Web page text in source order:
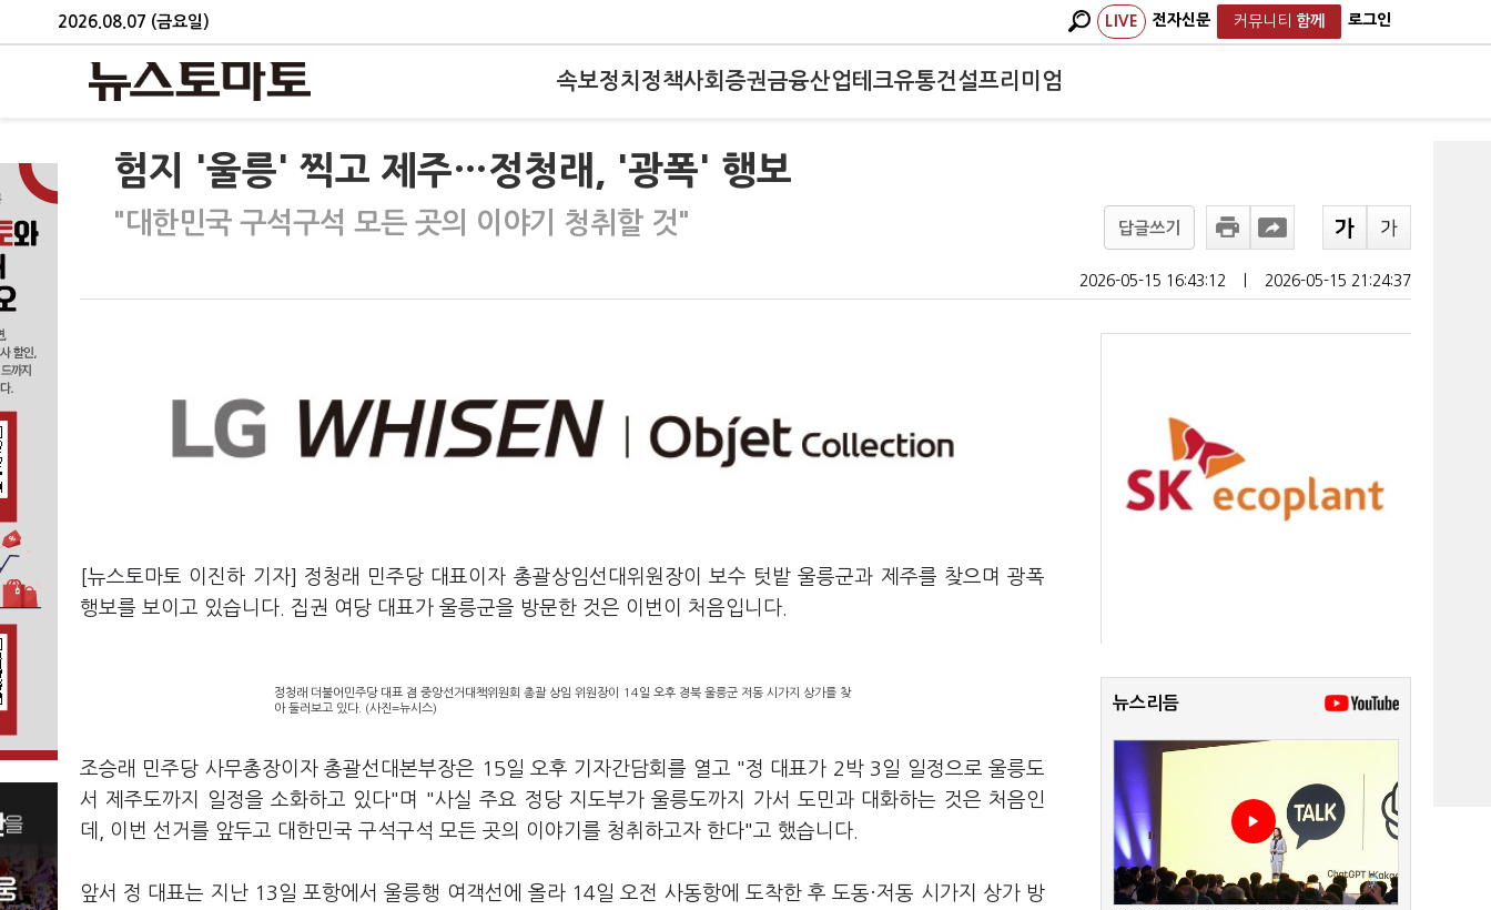
2026.08.07 (금요일) LIVE 전자신문 커뮤니티 함께 로그인
속보정치 정책사회 증권금융산업테크유통건설프리미엄
험지 '울릉' 찍고 제주…정청래, '광폭' 행보
"대한민국 구석구석 모든 곳의 이야기 청취할 것" 답글쓰기
2026-05-15 16:43:12 2026-05-15 21:24:37
[뉴스토마토 이진하 기자] 정청래 민주당 대표이자 총괄상임선대위원장이 보수 텃밭 울릉군과 제주를 찾으며 광폭
행보를 보이고 있습니다. 집권 여당 대표가 울릉군을 방문한 것은 이번이 처음입니다.
정청래 더불어민주당 대표 겸 중앙선거대책위원회 총괄 상임 위원장이 14일 오후 경북 울릉군 저동 시가지 상가를 찾
아 둘러보고 있다. (사진=뉴시스)
조승래 민주당 사무총장이자 총괄선대본부장은 15일 오후 기자간담회를 열고 "정 대표가 2박 3일 일정으로 울릉도
서 제주도까지 일정을 소화하고 있다"며 "사실 주요 정당 지도부가 울릉도까지 가서 도민과 대화하는 것은 처음인
데, 이번 선거를 앞두고 대한민국 구석구석 모든 곳의 이야기를 청취하고자 한다"고 했습니다.
앞서 정 대표는 지난 13일 포항에서 울릉행 여객선에 올라 14일 오전 사동항에 도착한 후 도동·저동 시가지 상가 방
뉴스리듬